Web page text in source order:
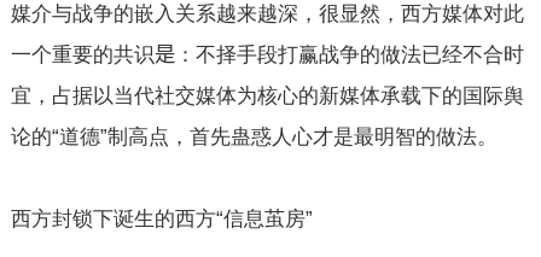
媒介与战争的嵌入关系越来越深，很显然，西方媒体对此
一个重要的共识是：不择手段打赢战争的做法已经不合时
宜，占据以当代社交媒体为核心的新媒体承载下的国际舆
论的“道德”制高点，首先蛊惑人心才是最明智的做法。
西方封锁下诞生的西方“信息茧房”